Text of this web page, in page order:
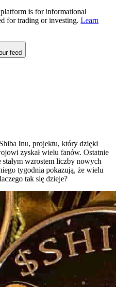
is for informational
for trading or investing. Learn
feed
Inu, projektu, który dzięki
zyskał wielu fanów. Ostatnie
stałym wzrostem liczby nowych
tygodnia pokazują, że wielu
tak się dzieje?